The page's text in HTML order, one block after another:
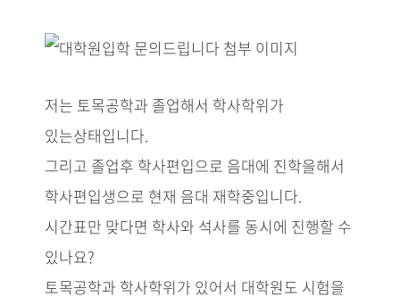
저는 토목공학과 졸업해서 학사학위가
있는상태입니다.
그리고 졸업후 학사편입으로 음대에 진학을해서
학사편입생으로 현재 음대 재학중입니다.
시간표만 맞다면 학사와 석사를 동시에 진행할 수
있나요?
토목공학과 학사학위가 있어서 대학원도 시험을